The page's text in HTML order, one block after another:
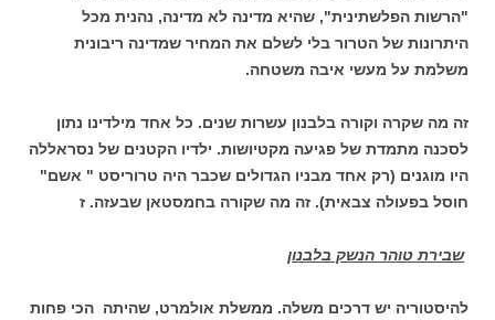
"הרשות הפלשתינית", שהיא מדינה לא מדינה, נהנית מכל
היתרונות של הטרור בלי לשלם את המחיר שמדינה ריבונית
משלמת על מעשי איבה משטחה.
זה מה שקרה וקורה בלבנון עשרות שנים. כל אחד מילדינו נתון
לסכנה מתמדת של פגיעה מקטיושות. ילדיו הקטנים של נסראללה
היו מוגנים (רק אחד מבניו הגדולים שכבר היה טרוריסט " אשם"
חוסל בפעולה צבאית). זה מה שקורה בחמסטאן שבעזה. ז
שבירת טוהר הנשק בלבנון
להיסטוריה יש דרכים משלה. ממשלת אולמרט, שהיתה הכי פחות